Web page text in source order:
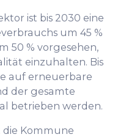
ist bis 2030 eine
um 45 %
50 % vorgesehen,
einzuhalten. Bis
auf erneuerbare
der gesamte
betrieben werden.
Kommune